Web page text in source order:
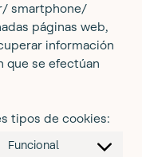
smartphone/
páginas web,
información
que se efectúan
tipos de cookies:
Funcional
Consent